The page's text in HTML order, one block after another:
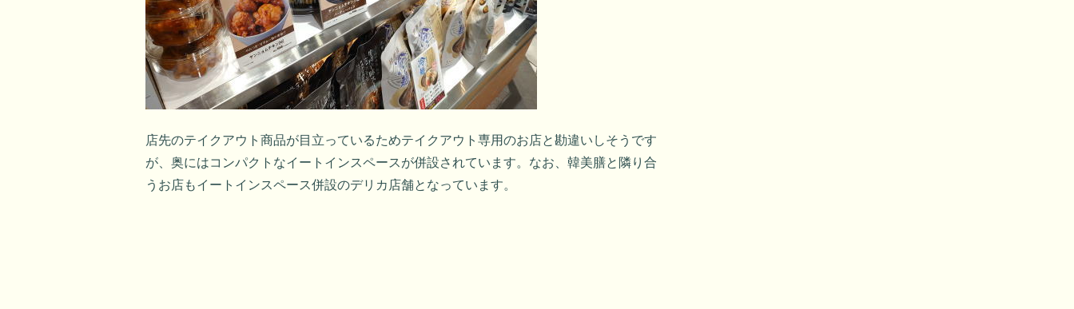
店先のテイクアウト商品が目立っているためテイクアウト専用のお店と勘違いしそうです
が、奥にはコンパクトなイートインスペースが併設されています。なお、韓美膳と隣り合
うお店もイートインスペース併設のデリカ店舗となっています。